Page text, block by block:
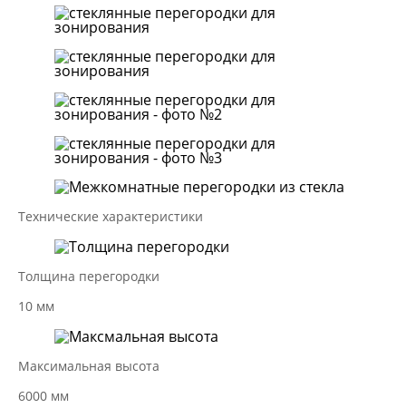
Технические характеристики
Толщина перегородки
10 мм
Максимальная высота
6000 мм